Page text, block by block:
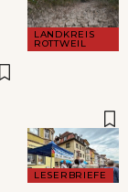
LANDKREIS
ROTTWEIL
LESERBRIEFE